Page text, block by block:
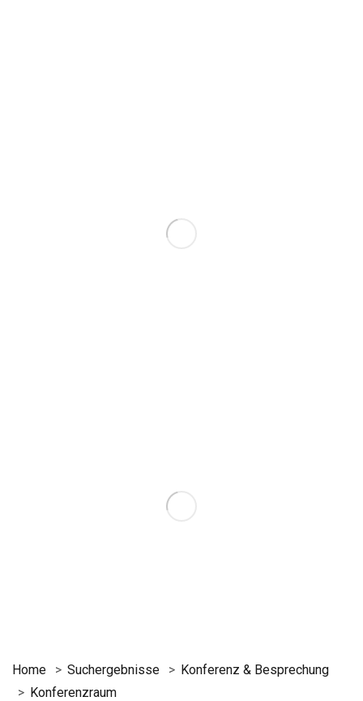
Home Suchergebnisse
Konferenz & Besprechung
Konferenzraum